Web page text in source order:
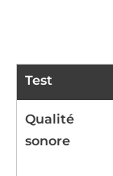
Test
Qualité
sonore